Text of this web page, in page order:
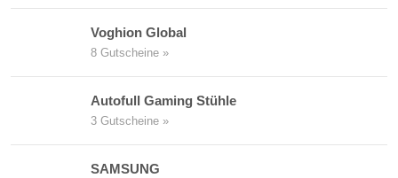
Voghion Global
8 Gutscheine »
Autofull Gaming Stühle
3 Gutscheine »
SAMSUNG